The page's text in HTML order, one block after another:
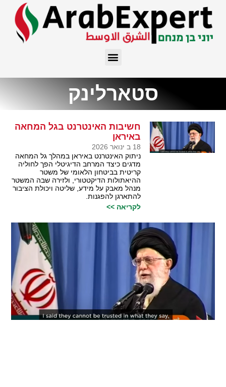
סטארלינק
חשיבות האינטרנט בגל המחאה
באיראן
18 ב ינואר 2026
ניתוק האינטרנט באיראן במהלך גל המחאה
מדגים כיצד המרחב הדיגיטלי הפך לחוליה
קריטית בביטחון הלאומי של משטר
ההיאתולות הדיקטטורי, ולזירה שבה המשטר
מנהל מאבק על מידע, שליטה ויכולת הציבור
להתארגן להפגנות.
לקריאה >>